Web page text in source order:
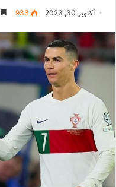
أكتوبر 30, 2023 933